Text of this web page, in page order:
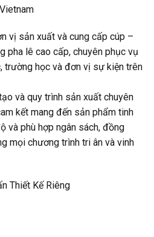
vị sản xuất và cung cấp cúp –
pha lê cao cấp, chuyên phục vụ
trường học và đơn vị sự kiện trên
và quy trình sản xuất chuyên
kết mang đến sản phẩm tinh
và phù hợp ngân sách, đồng
mọi chương trình tri ân và vinh
Thiết Kế Riêng